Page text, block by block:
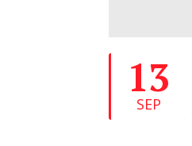
13
SEP